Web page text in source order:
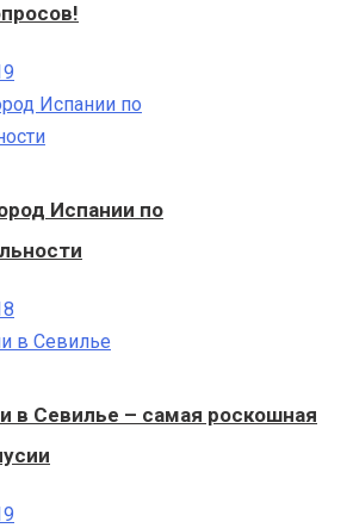
Испании по
в Севилье – самая роскошная